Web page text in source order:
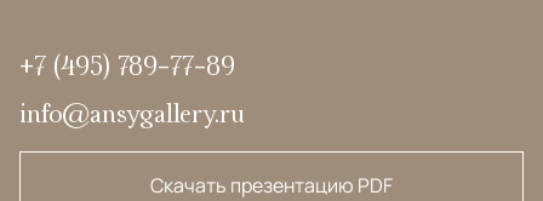
+7 (495) 789-77-89
info@ansygallery.ru
Скачать презентацию PDF